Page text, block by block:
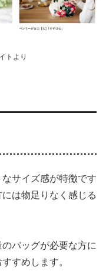
トより
サイズ感が特徴です
は物足りなく感じる
バッグが必要な方に
すめします。